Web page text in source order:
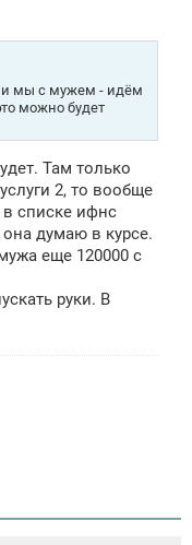
мы с мужем - идём
можно будет
Там только
2, то вообще
в списке ифнс
думаю в курсе.
еще 120000 с
руки. В